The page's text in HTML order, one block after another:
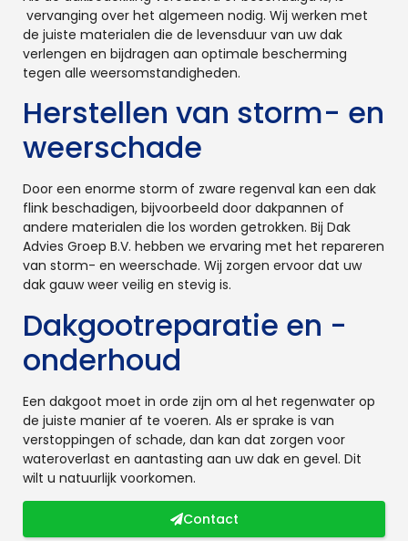
vervanging over het algemeen nodig. Wij werken met
de juiste materialen die de levensduur van uw dak
verlengen en bijdragen aan optimale bescherming
tegen alle weersomstandigheden.
Herstellen van storm- en
weerschade
Door een enorme storm of zware regenval kan een dak
flink beschadigen, bijvoorbeeld door dakpannen of
andere materialen die los worden getrokken. Bij Dak
Advies Groep B.V. hebben we ervaring met het repareren
van storm- en weerschade. Wij zorgen ervoor dat uw
dak gauw weer veilig en stevig is.
Dakgootreparatie en -
onderhoud
Een dakgoot moet in orde zijn om al het regenwater op
de juiste manier af te voeren. Als er sprake is van
verstoppingen of schade, dan kan dat zorgen voor
wateroverlast en aantasting aan uw dak en gevel. Dit
wilt u natuurlijk voorkomen.
Contact